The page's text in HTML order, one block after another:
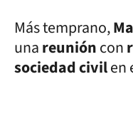
Más temprano,
unareunióncon
sociedad civilen